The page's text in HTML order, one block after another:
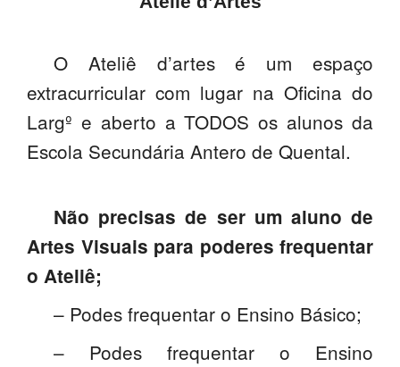
ESAQ sem Bullying
Clubes Escolares
ESAQ
@parlamentodosjovens_esaq
@esaq.erasmus
@oficina.do.largo
O Ateliê d’artes é um espaço
extracurricular com lugar na Oficina do
Largº e aberto a TODOS os alunos da
Escola Secundária Antero de Quental.
Não precisas de ser um aluno de
Artes Visuais para poderes frequentar
o Ateliê;
– Podes frequentar o Ensino Básico;
– Podes frequentar o Ensino